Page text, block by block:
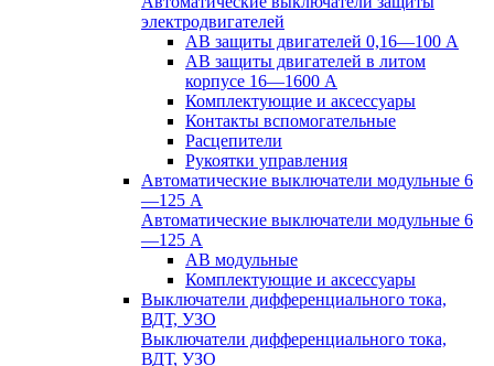
электродвигателей
АВ защиты двигателей 0,16—100 А
АВ защиты двигателей в литом
корпусе 16—1600 А
Комплектующие и аксессуары
Контакты вспомогательные
Расцепители
Рукоятки управления
Автоматические выключатели модульные 6
—125 А
Автоматические выключатели модульные 6
—125 А
АВ модульные
Комплектующие и аксессуары
Выключатели дифференциального тока,
ВДТ, УЗО
Выключатели дифференциального тока,
ВДТ, УЗО